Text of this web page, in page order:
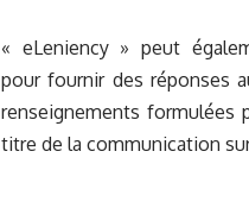
« eLeniency » peut
pour fournir des réponses
renseignements formulées
titre de la communication